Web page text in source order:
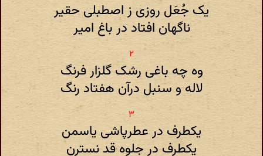
یک جُعَل روزی ز اصطبلی حقیر
ناگهان افتاد در باغ امیر
وه چه باغی رشک گلزار فرنگ
لاله و سنبل درآن هفتاد رنگ
یکطرف در عطرپاشی یاسمن
یکطرف در جلوه قد نسترن